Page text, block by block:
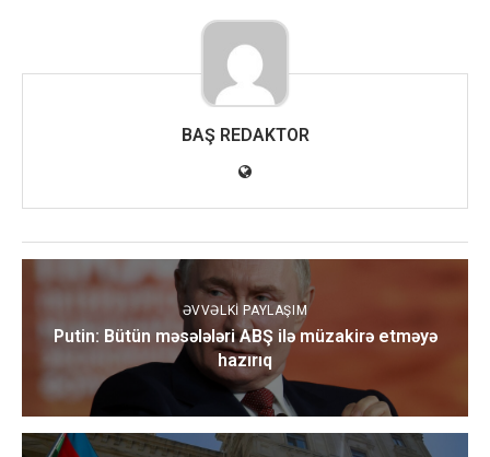
BAŞ REDAKTOR
ƏVVƏLKI PAYLAŞIM
Putin: Bütün məsələləri ABŞ ilə müzakirə etməyə
hazırıq